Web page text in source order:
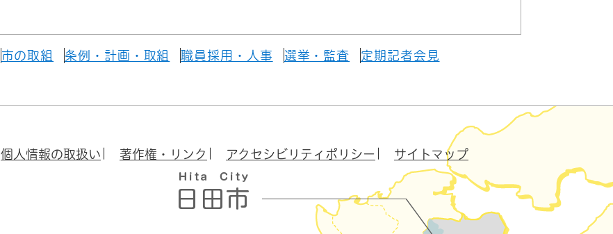
市の取組 条例・計画・取組 職員採用・人事 選挙・監査 定期記者会見
個人情報の取扱い 著作権・リンク アクセシビリティポリシー サイトマップ